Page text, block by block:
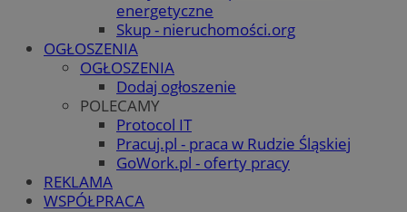
energetyczne
Skup - nieruchomości.org
OGŁOSZENIA
OGŁOSZENIA
Dodaj ogłoszenie
POLECAMY
Protocol IT
Pracuj.pl - praca w Rudzie Śląskiej
GoWork.pl - oferty pracy
REKLAMA
WSPÓŁPRACA